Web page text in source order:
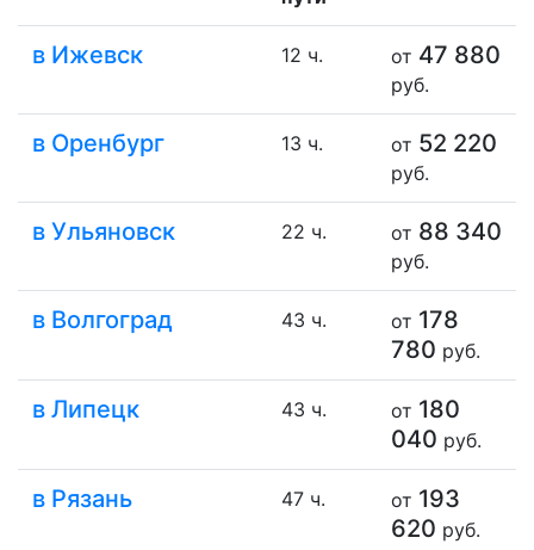
в Ижевск 12 ч. от 47 880
руб.
в Оренбург 13 ч. от 52 220
руб.
в Ульяновск 22 ч. от 88 340
руб.
в Волгоград 43 ч. от 178
780 руб.
в Липецк 43 ч. от 180
040 руб.
в Рязань 47 ч. от 193
620 руб.